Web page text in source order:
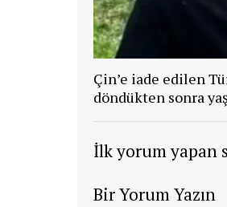
Çin’e iade edilen
döndükten sonra
İlk yorum yapan
Bir Yorum Yazın